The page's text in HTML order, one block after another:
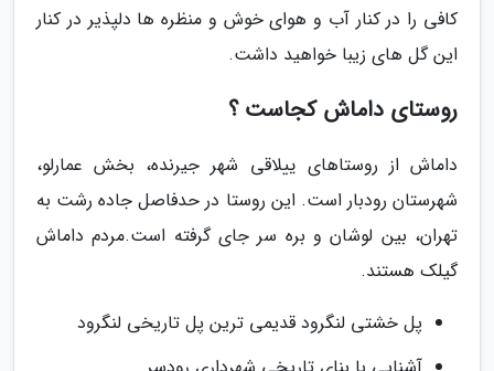
کافی را در کنار آب و هوای خوش و منظره ها دلپذیر در کنار
این گل های زیبا خواهید داشت.
روستای داماش کجاست ؟
داماش از روستاهای ییلاقی شهر جیرنده، بخش عمارلو،
شهرستان رودبار است. این روستا در حدفاصل جاده رشت به
تهران، بین لوشان و بره سر جای گرفته است.مردم داماش
گیلک هستند.
پل خشتی لنگرود قدیمی ترین پل تاریخی لنگرود